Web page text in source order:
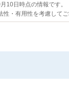
10日時点の情報です。
性・有用性を考慮して